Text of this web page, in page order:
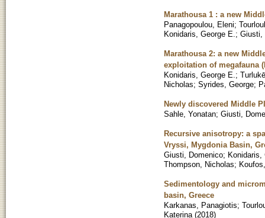
Marathousa 1 : a new
Panagopoulou, Eleni;
Konidaris, George E. ; Giusti,
Marathousa 2: a new
exploitation of megafauna
Konidaris, George E. ;
Nicholas; Syrides, George;
Newly discovered Middle
Sahle, Yonatan; Giusti,
Recursive anisotropy: a
Vryssi, Mygdonia Basin,
Giusti, Domenico; Konidaris,
Thompson, Nicholas;
Sedimentology and
basin, Greece
Karkanas, Panagiotis;
Katerina (2018)